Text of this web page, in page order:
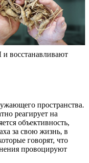
пространства.
реагирует на
объективность,
за свою жизнь, в
говорят, что
провоцируют